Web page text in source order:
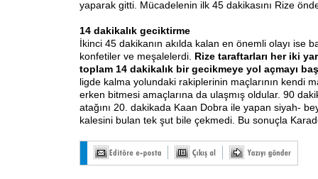
yaparak gitti. Mücadelenin ilk 45 dakikasını Rize
14 dakikalık geciktirme
İkinci 45 dakikanın akılda kalan en önemli olayı ise
konfetiler ve meşalelerdi. Rize taraftarları her iki
toplam 14 dakikalık bir gecikmeye yol açmayı
ligde kalma yolundaki rakiplerinin maçlarının kendi
erken bitmesi amaçlarına da ulaşmış oldular. 90
atağını 20. dakikada Kaan Dobra ile yapan siyah-
kalesini bulan tek şut bile çekmedi. Bu sonuçla